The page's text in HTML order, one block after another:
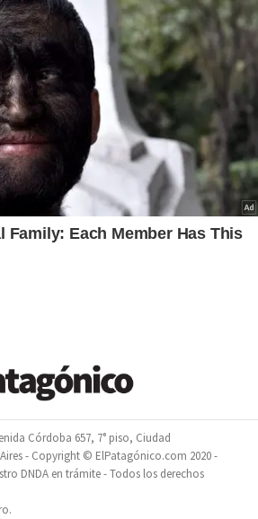
Córdoba 657, 7° piso, Ciudad
- Copyright © ElPatagónico.com 2020 -
DNDA en trámite - Todos los derechos